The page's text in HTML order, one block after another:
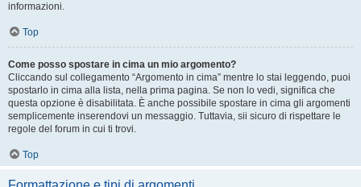
informazioni.
Top
Come posso spostare in cima un mio argomento?
Cliccando sul collegamento “Argomento in cima” mentre lo stai leggendo, puoi
spostarlo in cima alla lista, nella prima pagina. Se non lo vedi, significa che
questa opzione è disabilitata. È anche possibile spostare in cima gli argomenti
semplicemente inserendovi un messaggio. Tuttavia, sii sicuro di rispettare le
regole del forum in cui ti trovi.
Top